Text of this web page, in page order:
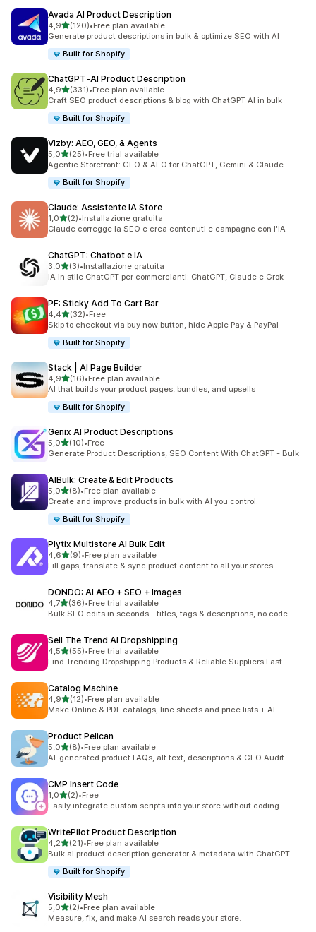
Avada AI Product Description
4,9stelle su 5
(120)
120 recensioni totali
•Free plan available
Generate product descriptions in bulk & optimize SEO with AI
Built for Shopify
ChatGPT‑AI Product Description
4,9stelle su 5
(331)
331 recensioni totali
•Free plan available
Craft SEO product descriptions & blog with ChatGPT AI in bulk
Built for Shopify
Vizby: AEO, GEO, & Agents
5,0stelle su 5
(25)
25 recensioni totali
•Free trial available
Agentic Storefront: GEO & AEO for ChatGPT, Gemini & Claude
Built for Shopify
Claude: Assistente IA Store
1,0stelle su 5
(2)
2 recensioni totali
•Installazione gratuita
Claude corregge la SEO e crea contenuti e campagne con l'IA
ChatGPT: Chatbot e IA
3,0stelle su 5
(3)
3 recensioni totali
•Installazione gratuita
IA in stile ChatGPT per commercianti: ChatGPT, Claude e Grok
PF: Sticky Add To Cart Bar
4,4stelle su 5
(32)
32 recensioni totali
•Free
Skip to checkout via buy now button, hide Apple Pay & PayPal
Built for Shopify
Stack | AI Page Builder
4,9stelle su 5
(16)
16 recensioni totali
•Free plan available
AI that builds your product pages, bundles, and upsells
Built for Shopify
Genix AI Product Descriptions
5,0stelle su 5
(10)
10 recensioni totali
•Free
Generate Product Descriptions, SEO Content With ChatGPT - Bulk
AIBulk: Create & Edit Products
5,0stelle su 5
(8)
8 recensioni totali
•Free plan available
Create and improve products in bulk with AI you control.
Built for Shopify
Plytix Multistore AI Bulk Edit
4,6stelle su 5
(9)
9 recensioni totali
•Free plan available
Fill gaps, translate & sync product content to all your stores
DONDO: AI AEO + SEO + Images
4,7stelle su 5
(36)
36 recensioni totali
•Free trial available
Bulk SEO edits in seconds—titles, tags & descriptions, no code
Sell The Trend AI Dropshipping
4,5stelle su 5
(55)
55 recensioni totali
•Free trial available
Find Trending Dropshipping Products & Reliable Suppliers Fast
Catalog Machine
4,9stelle su 5
(12)
12 recensioni totali
•Free plan available
Make Online & PDF catalogs, line sheets and price lists + AI
Product Pelican
5,0stelle su 5
(8)
8 recensioni totali
•Free plan available
AI-generated product FAQs, alt text, descriptions & GEO Audit
CMP Insert Code
1,0stelle su 5
(2)
2 recensioni totali
•Free
Easily integrate custom scripts into your store without coding
WritePilot Product Description
4,2stelle su 5
(21)
21 recensioni totali
•Free plan available
Bulk ai product description generator & metadata with ChatGPT
Built for Shopify
Visibility Mesh
5,0stelle su 5
(2)
2 recensioni totali
•Free plan available
Measure, fix, and make AI search reads your store.